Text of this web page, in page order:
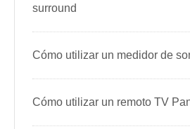
surround
Cómo utilizar un medidor de
Cómo utilizar un remoto TV